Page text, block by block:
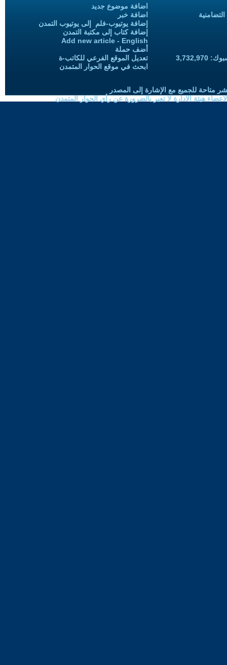
اضافة موضوع جديد
اضافة خبر
إضافة يوتيوب-فلم إلى يوتيوب التمدن
إضافة كتاب إلى مكتبة التمدن
Add new article - English
أضف حملة
تعديل الموقع الفرعي للكاتب-ة
ابحث في موقع الحوار المتمدن
متاحة للجميع مع الإشارة إلى المصدر
هيئة الادارة لا تعبر بالضرورة عن رأي الحوار المتمدن